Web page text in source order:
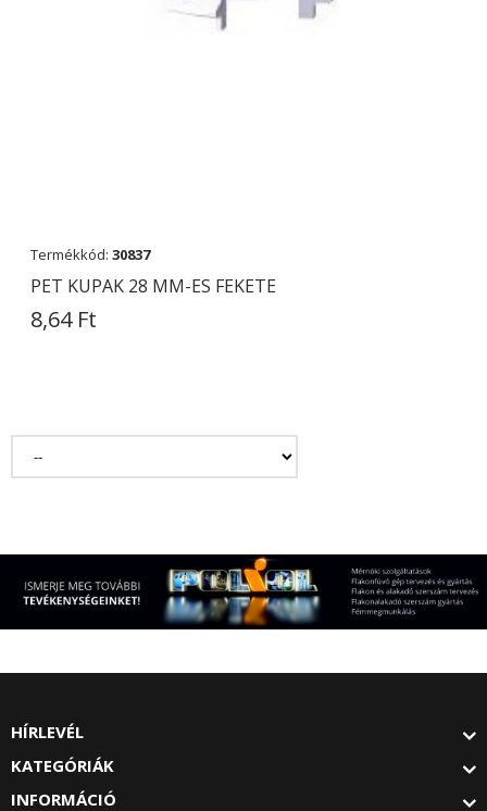
Termékkód: 30837
PET KUPAK 28 MM-ES FEKETE
8,64 Ft
HÍRLEVÉL
KATEGÓRIÁK
INFORMÁCIÓ